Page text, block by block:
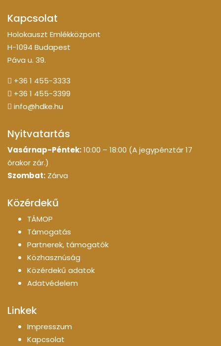
Kapcsolat
Holokauszt Emlékközpont
H-1094 Budapest
Páva u. 39.
+36 1 455-3333
+36 1 455-3399
info@hdke.hu
Nyitvatartás
Vasárnap-Péntek:10:00 – 18:00 (A jegypénztár 17
órakor zár.)
Szombat: Zárva
Közérdekű
TÁMOP
Támogatás
Partnerek, támogatók
Közhasznúság
Közérdekű adatok
Adatvédelem
Linkek
Impresszum
Kapcsolat